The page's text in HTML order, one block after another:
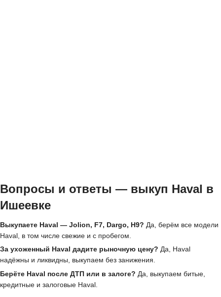
Вопросы и ответы — выкуп Haval в
Ишеевке
Выкупаете Haval — Jolion, F7, Dargo, H9? Да, берём все модели
Haval, в том числе свежие и с пробегом.
За ухоженный Haval дадите рыночную цену? Да, Haval
надёжны и ликвидны, выкупаем без занижения.
Берёте Haval после ДТП или в залоге? Да, выкупаем битые,
кредитные и залоговые Haval.